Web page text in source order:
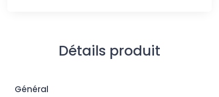
Détails produit
Général